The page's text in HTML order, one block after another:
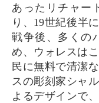
あったリチャー
り、19世紀後半
戦争後、多くの
め、ウォレスは
民に無料で清潔
スの彫刻家シャ
よるデザインで